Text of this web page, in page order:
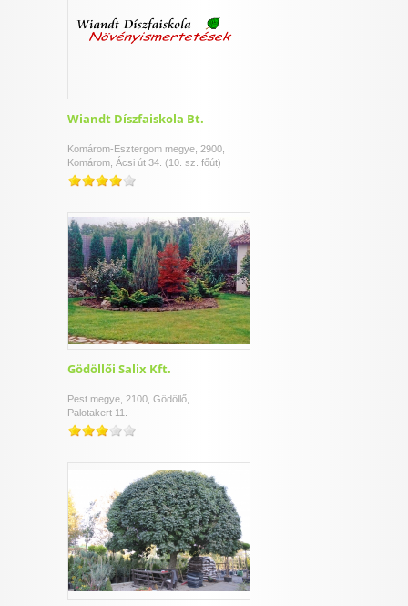
Wiandt Díszfaiskola Bt.
Komárom-Esztergom megye, 2900,
Komárom, Ácsi út 34. (10. sz. főút)
Gödöllői Salix Kft.
Pest megye, 2100, Gödöllő,
Palotakert 11.